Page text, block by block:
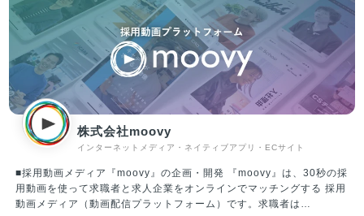
株式会社moovy
インターネットメディア・ネイティブアプリ・ECサイト
■採用動画メディア『moovy』の企画・開発 『moovy』は、30秒の採
用動画を使って求職者と求人企業をオンラインでマッチングする 採用
動画メディア（動画配信プラットフォーム）です。求職者は